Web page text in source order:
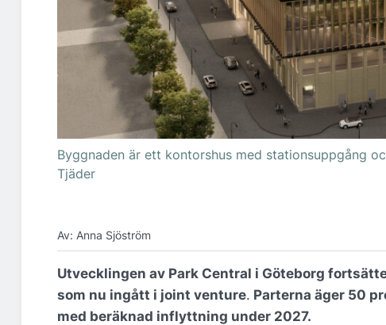
Byggnaden är ett kontorshus med stationsuppgång
Tjäder
Av: Anna Sjöström
Utvecklingen av Park Central i Göteborg
som nu ingått i joint venture. Parterna äger 50
med beräknad inflyttning under 2027.